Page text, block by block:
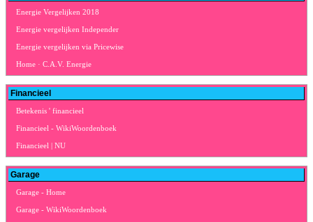
Energie Vergelijken 2018
Energie vergelijken Independer
Energie vergelijken via Pricewise
Home · C.A.V. Energie
Financieel
Betekenis ' financieel
Financieel - WikiWoordenboek
Financieel | NU
Garage
Garage - Home
Garage - WikiWoordenboek